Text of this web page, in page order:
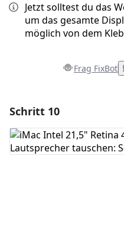
Jetzt solltest du das
um das gesamte
möglich von dem
Frag FixBot
Kommentar
Schritt 10